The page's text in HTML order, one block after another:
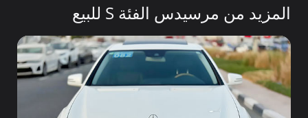
المزيد من مرسيدس الفئة S للبيع